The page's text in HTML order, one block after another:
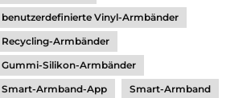
benutzerdefinierte Vinyl-Armbänder
Recycling-Armbänder
Gummi-Silikon-Armbänder
Smart-Armband-App
Smart-Armband